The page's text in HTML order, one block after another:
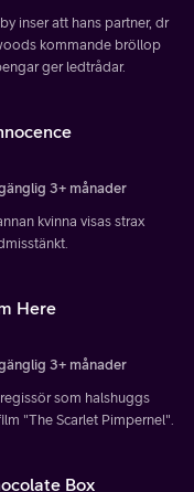
inser att hans partner, dr
kommande bröllop
ger ledtrådar.
3+ månader
kvinna visas strax
Here
3+ månader
som halshuggs
"The Scarlet Pimpernel".
Box